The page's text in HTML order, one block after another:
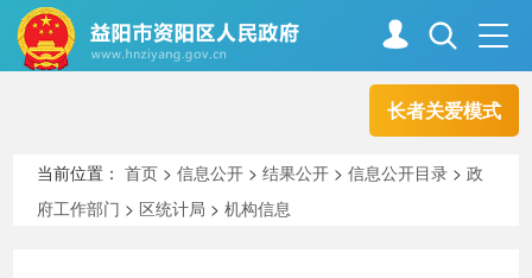
长者关爱模式
走进资阳
当前位置：首页 >信息公开 >结果公开 >信息公开目录 >政
府工作部门 > 区统计局 >机构信息